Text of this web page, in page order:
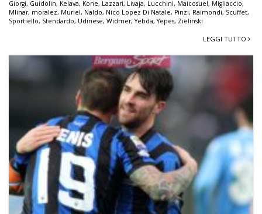
Giorgi, Guidolin, Kelava, Kone, Lazzari, Livaja, Lucchini, Maicosuel, Migliaccio,
Mlinar, moralez, Muriel, Naldo, Nico Lopez Di Natale, Pinzi, Raimondi, Scuffet,
Sportiello, Stendardo, Udinese, Widmer,Yebda,Yepes, Zielinski
LEGGI TUTTO